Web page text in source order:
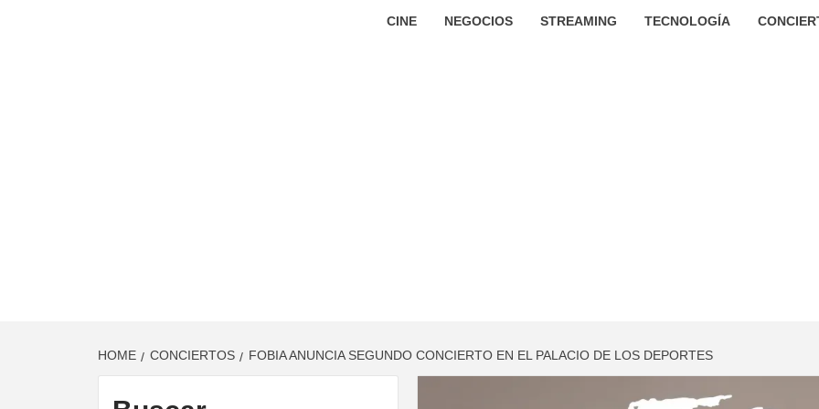
CINE NEGOCIOS STREAMING TECNOLOGÍA
HOME CONCIERTOS FOBIA ANUNCIA SEGUNDO CONCIERTO EN EL PALACIO DE LOS DEPORTES